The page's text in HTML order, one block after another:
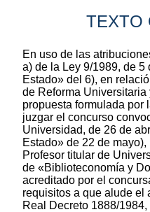
TEXTO
En uso de las
a) de la Ley 9/1989, de 5
Estado» del 6), en
de Reforma
propuesta formulada por
juzgar el concurso
Universidad, de 26 de
Estado» de 22 de
Profesor titular de
de «Biblioteconomía y
acreditado por el
requisitos a que alude el
Real Decreto 1888/